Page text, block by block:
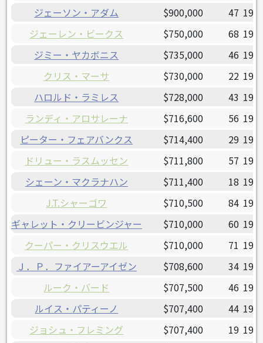
ジェーソン・アダム
$900,000 47
ジェーレン・ビークス
$750,000 68
ジミー・ヤカボニス
$735,000 46
クリス・マーサ
$730,000 22
ハロルド・ラミレス
$728,000 43
ランディ・アロサレーナ
$716,600 56
ピーター・フェアバンクス
$714,400 29
ドリュー・ラスムッセン
$711,800 57
シェーン・マクラナハン
$711,400 18
J.T.シャーゴワ
$710,500 84
ギャレット・クリービンジャー
$710,000 60
クーパー・クリスウエル
$710,000 71
Ｊ．Ｐ．ファイアーアイゼン
$708,600 34
ルーク・バード
$707,500 46
ルイス・パティーノ
$707,400 44
ジョシュ・フレミング
$707,400 19